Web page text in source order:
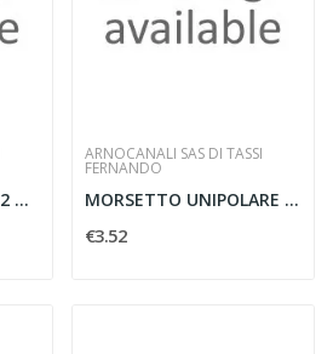
MORSETTO PETTINE 2 BULLONI 7-19MMQ
ARNOCANALI SAS DI TASSI
FERNANDO
MORSETTO UNIPOLARE 25 MMQ
€3.52